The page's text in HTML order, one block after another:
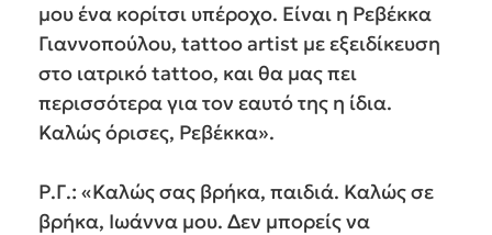
μου ένα κορίτσι υπέροχο. Είναι η Ρεβέκκα
Γιαννοπούλου, tattoo artist με εξειδίκευση
στο ιατρικό tattoo, και θα μας πει
περισσότερα για τον εαυτό της η ίδια.
Καλώς όρισες, Ρεβέκκα».
Ρ.Γ.: «Καλώς σας βρήκα, παιδιά. Καλώς σε
βρήκα, Ιωάννα μου. Δεν μπορείς να